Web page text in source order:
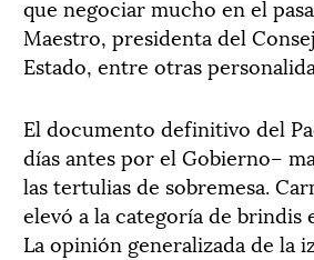
que negociar mucho en el
Maestro, presidenta del
Estado, entre otras
El documento definitivo del
días antes por el Gobierno–
las tertulias de sobremesa.
elevó a la categoría de brindis
La opinión generalizada de la